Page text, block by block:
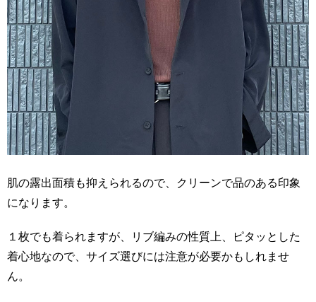
肌の露出面積も抑えられるので、クリーンで品のある印象
になります。
１枚でも着られますが、リブ編みの性質上、ピタッとした
着心地なので、サイズ選びには注意が必要かもしれませ
ん。